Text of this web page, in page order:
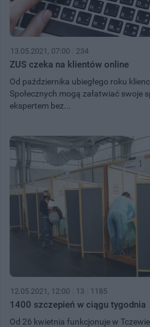
13.05.2021, 07:00 234
ZUS czeka na klientów online
Od października ubiegłego roku
Społecznych mogą załatwiać swoje
ekspertem bez...
12.05.2021, 12:00 13 1185
1400 szczepień w ciągu tygodnia
Od 26 kwietnia funkcjonuje w